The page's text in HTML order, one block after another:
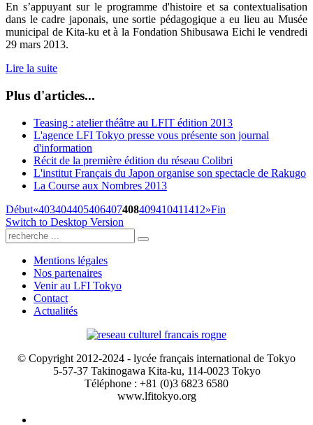
En s’appuyant sur le programme d'histoire et sa contextualisation
dans le cadre japonais, une sortie pédagogique a eu lieu au Musée
municipal de Kita-ku et à la Fondation Shibusawa Eichi le vendredi
29 mars 2013.
Lire la suite
Plus d'articles...
Teasing : atelier théâtre au LFIT édition 2013
L'agence LFI Tokyo presse vous présente son journal
d'information
Récit de la première édition du réseau Colibri
L'institut Français du Japon organise son spectacle de Rakugo
La Course aux Nombres 2013
Début«403404405406407408409410411412»Fin
Switch to Desktop Version
Mentions légales
Nos partenaires
Venir au LFI Tokyo
Contact
Actualités
© Copyright 2012-2024 - lycée français international de Tokyo
5-57-37 Takinogawa Kita-ku, 114-0023 Tokyo
Téléphone : +81 (0)3 6823 6580
www.lfitokyo.org